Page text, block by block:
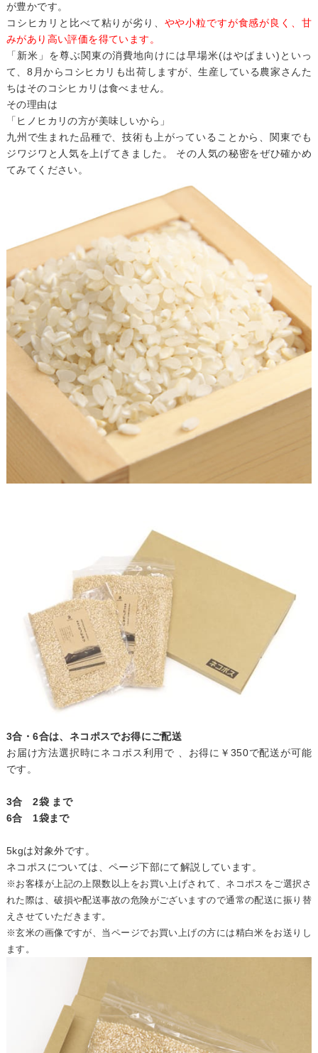
が豊かです。
コシヒカリと比べて粘りが劣り、 やや小粒ですが食感が良く、甘
みがあり 高い評価を得ています。
「新米」を尊ぶ関東の消費地向けには早場米(はやばまい)といっ
て、8月からコシヒカリも出荷しますが、生産している農家さんた
ちはそのコシヒカリは食べません。
その理由は
「ヒノヒカリの方が美味しいから」
九州で生まれた品種で、技術も上がっていることから、関東でも
ジワジワと人気を上げてきました。 その人気の秘密をぜひ確かめ
てみてください。
3合・6合は、ネコポスでお得にご配送
お届け方法選択時にネコポス利用で 、お得に￥350で配送が可能
です。
3合 2袋 まで
6合 1袋まで
5kgは対象外です。
ネコポスについては、ページ下部にて解説しています。
※お客様が上記の上限数以上をお買い上げされて、ネコポスをご選択さ
れた際は、破損や配送事故の危険がございますので通常の配送に振り替
えさせていただきます。
※玄米の画像ですが、当ページでお買い上げの方には精白米をお送りし
ます。